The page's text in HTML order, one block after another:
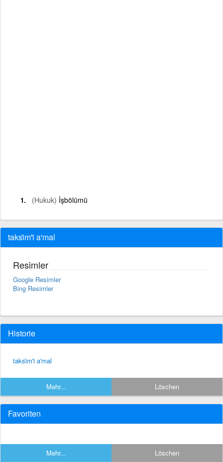
(Hukuk) İşbölümü
taksi̇m'i̇ a'mal
Resimler
Google Resimler
Bing Resimler
Historie
taksi̇m'i̇ a'mal
Mehr... Löschen
Favoriten
Mehr... Löschen